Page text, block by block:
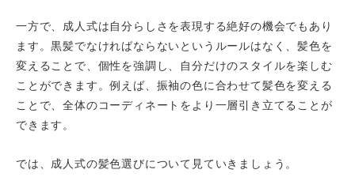
一方で、成人式は自分らしさを表現する絶好の機会でもあり
ます。黒髪でなければならないというルールはなく、髪色を
変えることで、個性を強調し、自分だけのスタイルを楽しむ
ことができます。例えば、振袖の色に合わせて髪色を変える
ことで、全体のコーディネートをより一層引き立てることが
できます。
では、成人式の髪色選びについて見ていきましょう。